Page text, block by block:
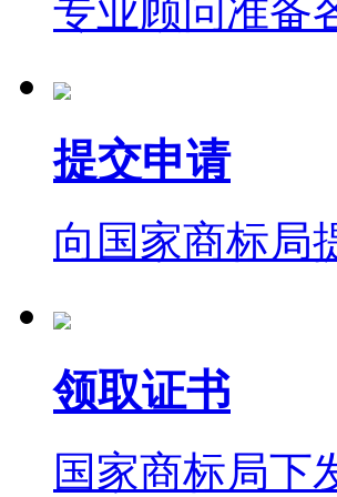
专业顾问准备
提交申请
向国家商标局
领取证书
国家商标局下